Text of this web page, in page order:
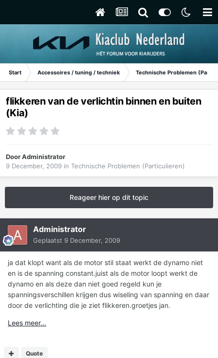
Start Accessoires / tuning / techniek Technische Problemen
flikkeren van de verlichtin binnen en buiten
(Kia)
DoorAdministrator
9 December, 2009 in Technische Problemen (Particulieren)
Reageer hier op dit topic
Administrator
Geplaatst 9 December, 2009
ja dat klopt want als de motor stil staat werkt de dynamo niet
en is de spanning constant.juist als de motor loopt werkt de
dynamo en als deze dan niet goed regeld kun je
spanningsverschillen krijgen dus wiseling van spanning en daar
door de verlichting die je ziet flikkeren.groetjes jan.
Lees meer...
Quote